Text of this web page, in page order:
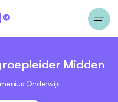
Midden
Onderwijs